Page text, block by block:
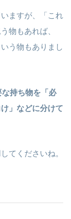
ますが、「これ
物もあれば、
う物もありまし
持ち物を「必
」などに分けて
てくださいね。